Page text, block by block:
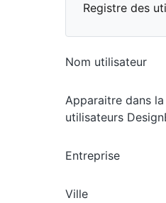
Registre des
Nom utilisateur
Apparaitre dans
utilisateurs
Entreprise
Ville